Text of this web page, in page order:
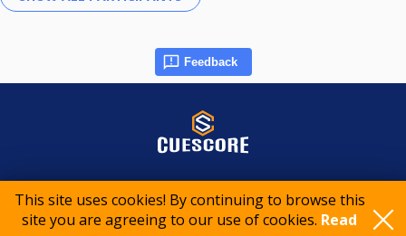
This site uses cookies! By continuing to browse this
site you are agreeing to our use of cookies. Read
Feedback
© 2015-2026 CueScore International